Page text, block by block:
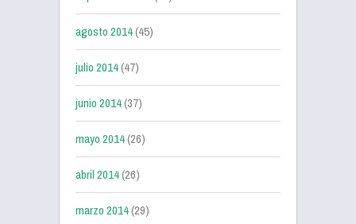
agosto 2014(45)
julio 2014(47)
junio 2014(37)
mayo 2014(26)
abril 2014(26)
marzo 2014(29)